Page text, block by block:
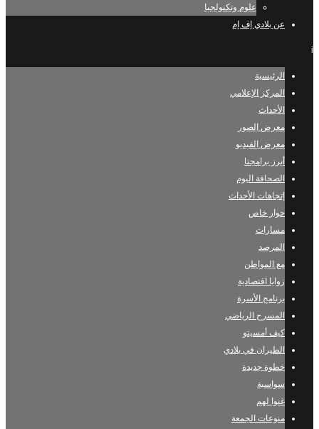
علوم وتكنولجيا
عن بلادي إف إم
i
الرئيسية
المركز الإعلامي
الأحداث
معرض الصور
معرض الفيديو
أبرز برامجنا
الصحافة اليوم
إتجاهات الأحداث
حوار خاص
مسارات
المرصد
مع المواطن
زوايا اقتصادية
برنامج الأسرة
المسرح الرياضي
كيف أمسيتو
الطيران في بلادي
خطوة جديدة
سواسية
غنوا لهم
منوعات الجمعة